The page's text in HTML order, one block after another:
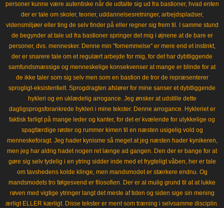
personer kunne være autentiske når de udtalte sig ud fra bastioner, hvad enten
der er tale om skoler, teorier, uddannelsesretninger, arbejdspladser,
vidensmiljøer eller ting de selv finder på eller regner sig frem til. I samme stund
de begynder at tale ud fra bastioner springer det mig i øjnene at de bare er
personer, dvs. mennesker. Denne min "fornemmelse" er mere end et instinkt,
der er snarere tale om et regulært arbejde for mig, for det har dybtliggende
samfundsmæssige og menneskelige konsekvenser at mange er blinde for at
de ikke taler som sig selv men som en bastion de tror de repræsenterer
sprogligt-eksistentielt. Sprogdragten afslører for mine sanser et dybtliggende
hykleri og en uklædelig arrogance. Jeg ønsker at udstille dette
dagligsprogsforankrede hykleri i mine tekster. Denne arrogance. Hykleriet er
faktisk farligt på mange leder og kanter, for det er kvælende for ulykkelige og
spagfærdige røster og rummer kimen til en næsten usigelig vold og
menneskeforagt. Jeg hader kynisme så meget at jeg næsten hader kynikeren,
men jeg har aldrig hadet nogen ret længe ad gangen. Den der er bange for at
gøre sig selv tydelig i en ytring sidder inde med et frygteligt våben, her er tale
om tavshedens kolde klinge, men mandsmodet er stærkere endnu. Og
mandsmodets tro følgesvend er filosofien. Der er al mulig grund til at at lukke
røven med vigtige ytringer langt det meste af tiden og siden sige sin mening
ærligt ELLER kærligt. Disse tekster er ment som træning i selvsamme disciplin.